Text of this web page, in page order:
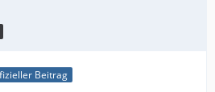
Beitrag